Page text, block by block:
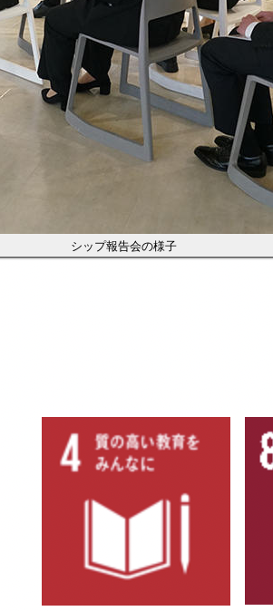
シップ報告会の様子